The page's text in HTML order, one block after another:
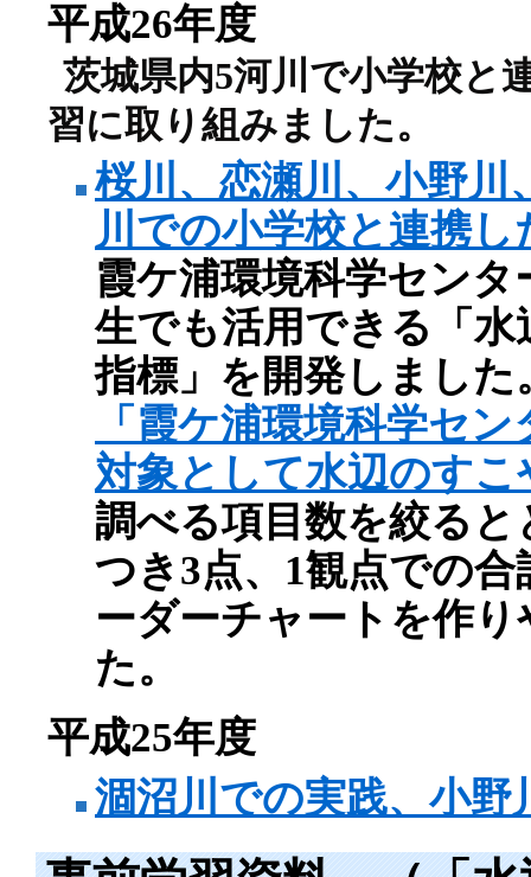
平成26年度
茨城県内5河川で小学校と
習に取り組みました。
桜川、恋瀬川、小野川
川での小学校と連携し
霞ケ浦環境科学センタ
生でも活用できる「
指標」を開発しました
「霞ケ浦環境科学セ
対象として水辺のす
調べる項目数を絞ると
つき3点、1観点での
ーダーチャートを作
た。
平成25年度
涸沼川での実践、小野